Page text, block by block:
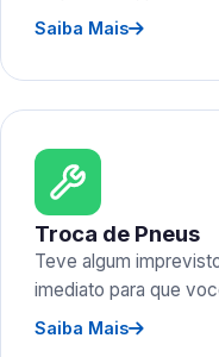
Saiba Mais
Troca de Pneus
Teve algum
imediato para que
Saiba Mais